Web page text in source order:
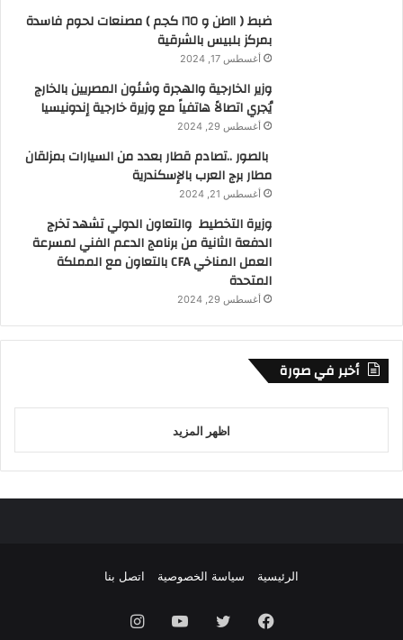
ضبط ( ١١طن و ١٦٥ كجم ) مصنعات لحوم فاسدة
بمركز بلبيس بالشرقية
أغسطس 17, 2024
وزير الخارجية والهجرة وشئون المصريين بالخارج
يُجري اتصالاً هاتفياً مع وزيرة خارجية إندونيسيا
أغسطس 29, 2024
بالصور ..تصادم قطار بعدد من السيارات بمزلقان
مطار برج العرب بالإسكندرية
أغسطس 21, 2024
وزيرة التخطيط والتعاون الدولي تشهد تخرج
الدفعة الثانية من برنامج الدعم الفني لمسرعة
العمل المناخي CFA بالتعاون مع المملكة
المتحدة
أغسطس 29, 2024
أخبر في صورة
اظهر المزيد
الرئيسية سياسة الخصوصية اتصل بنا
فيسبوك تويتر يوتيوب